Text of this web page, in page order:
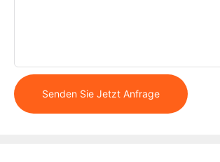
Senden Sie Jetzt Anfrage